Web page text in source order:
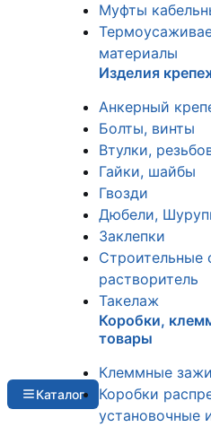
Каталог
Муфты
материалы
Изделия
Анкерный
Болты, винты
Втулки,
Гайки, шайбы
Гвозди
Дюбели,
Заклепки
Строительные
растворитель
Такелаж
Коробки,
товары
Клеммные
Коробки
установочные